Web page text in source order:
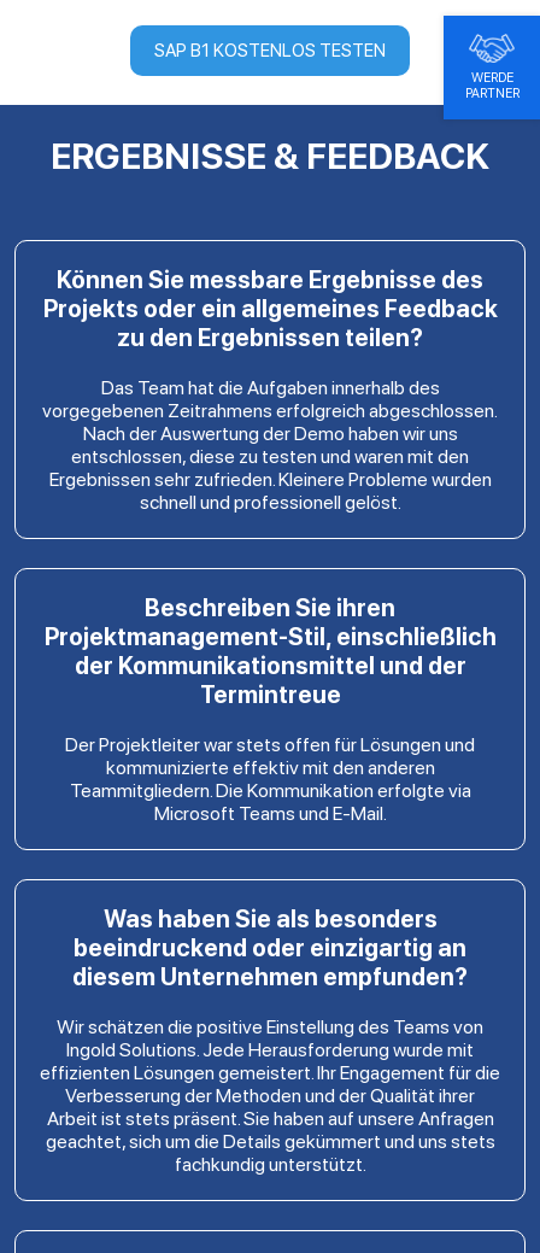
SAP B1 KOSTENLOS TESTEN
ERGEBNISSE & FEEDBACK
Können Sie messbare Ergebnisse des
Projekts oder ein allgemeines Feedback
zu den Ergebnissen teilen?
Das Team hat die Aufgaben innerhalb des
vorgegebenen Zeitrahmens erfolgreich abgeschlossen.
Nach der Auswertung der Demo haben wir uns
entschlossen, diese zu testen und waren mit den
Ergebnissen sehr zufrieden. Kleinere Probleme wurden
schnell und professionell gelöst.
Beschreiben Sie ihren
Projektmanagement-Stil, einschließlich
der Kommunikationsmittel und der
Termintreue
Der Projektleiter war stets offen für Lösungen und
kommunizierte effektiv mit den anderen
Teammitgliedern. Die Kommunikation erfolgte via
Microsoft Teams und E-Mail.
Was haben Sie als besonders
beeindruckend oder einzigartig an
diesem Unternehmen empfunden?
Wir schätzen die positive Einstellung des Teams von
Ingold Solutions. Jede Herausforderung wurde mit
effizienten Lösungen gemeistert. Ihr Engagement für die
Verbesserung der Methoden und der Qualität ihrer
Arbeit ist stets präsent. Sie haben auf unsere Anfragen
geachtet, sich um die Details gekümmert und uns stets
fachkundig unterstützt.
WERDE
PARTNER